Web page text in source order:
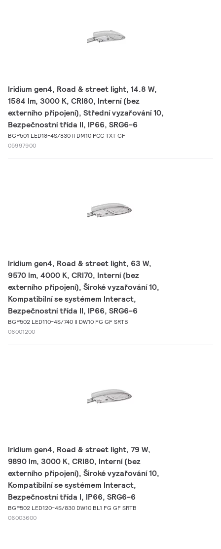
Iridium gen4, Road & street light, 14.8 W,
1584 lm, 3000 K, CRI80, Interní (bez
externího připojení), Střední vyzařování 10,
Bezpečnostní třída II, IP66, SRG6-6
BGP501 LED18-4S/830 II DM10 PCC TXT GF
05997900
Iridium gen4, Road & street light, 63 W,
9570 lm, 4000 K, CRI70, Interní (bez
externího připojení), Široké vyzařování 10,
Kompatibilní se systémem Interact,
Bezpečnostní třída II, IP66, SRG6-6
BGP502 LED110-4S/740 II DW10 FG GF SRTB
06001200
Iridium gen4, Road & street light, 79 W,
9890 lm, 3000 K, CRI80, Interní (bez
externího připojení), Široké vyzařování 10,
Kompatibilní se systémem Interact,
Bezpečnostní třída I, IP66, SRG6-6
BGP502 LED120-4S/830 DW10 BL1 FG GF SRTB
06003600